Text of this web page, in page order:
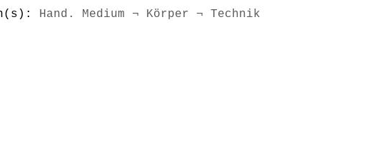
Hand. Medium ¬ Körper ¬ Technik